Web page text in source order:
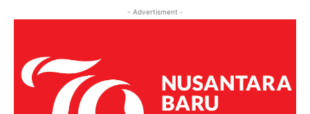
- Advertisment -